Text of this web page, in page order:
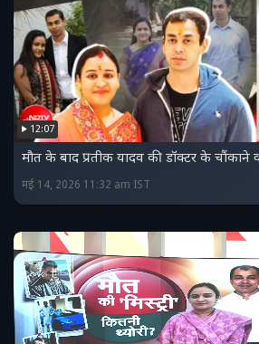
12:07
मौत के बाद प्रतीक यादव की डॉक्टर के चौंकाने
मई 14, 2026 11:32 am IST